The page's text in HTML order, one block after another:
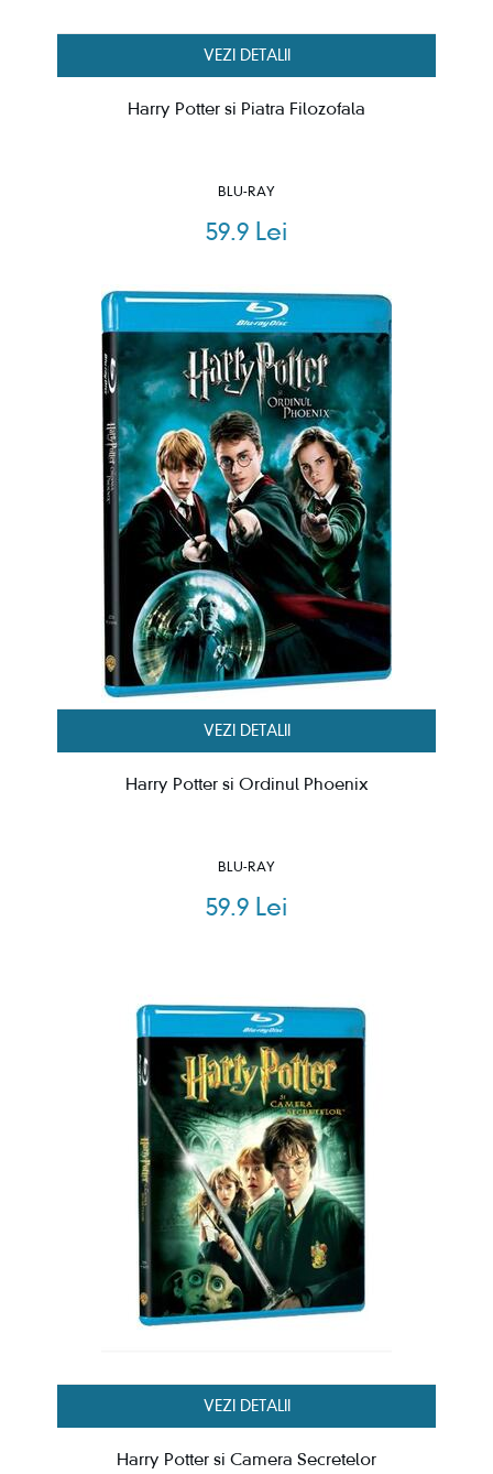
VEZI DETALII
Harry Potter si Piatra Filozofala
BLU-RAY
59.9 Lei
VEZI DETALII
Harry Potter si Ordinul Phoenix
BLU-RAY
59.9 Lei
VEZI DETALII
Harry Potter si Camera Secretelor